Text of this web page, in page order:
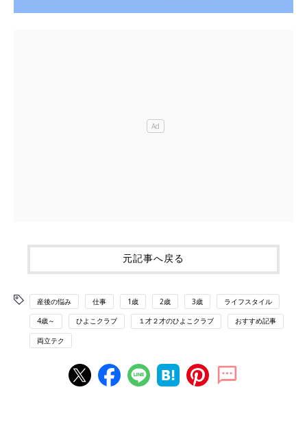
元記事へ戻る
産後の悩み 仕事 1歳 2歳 3歳 ライフスタイル
4歳～ ひよこクラブ １才２才のひよこクラブ おすすめ記事
両立テク